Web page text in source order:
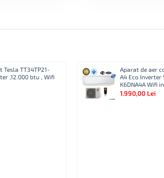
Tesla TT34TP21-
,12.000 btu , Wifi
Aparat de aer
A4 Eco Inverter
K6DNA4A Wifi
1.990,00 Lei